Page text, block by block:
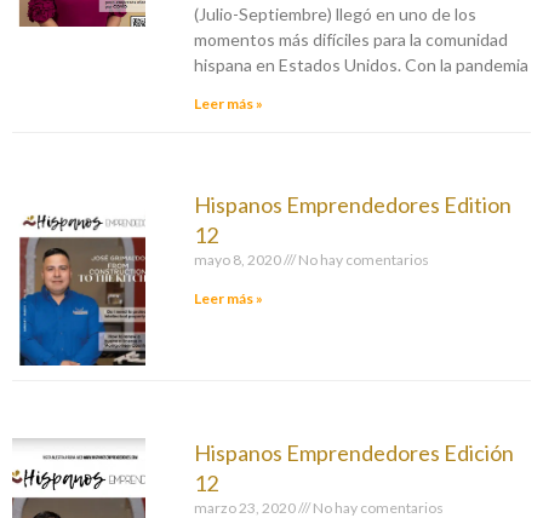
(Julio-Septiembre) llegó en uno de los
momentos más difíciles para la comunidad
hispana en Estados Unidos. Con la pandemia
Leer más »
Hispanos Emprendedores Edition
12
mayo 8, 2020 No hay comentarios
Leer más »
Hispanos Emprendedores Edición
12
marzo 23, 2020 No hay comentarios